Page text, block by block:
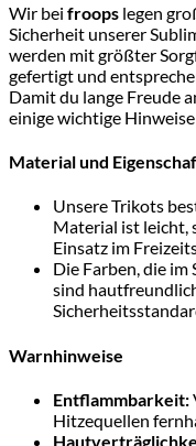
Wir bei froops legen
Sicherheit unserer
werden mit größter
gefertigt und
Damit du lange Freude
einige wichtige
Material und
Unsere Trikots
Material ist leicht,
Einsatz im
Die Farben, die
sind
Warnhinweise
Entflammbarkeit:
Hitzequellen